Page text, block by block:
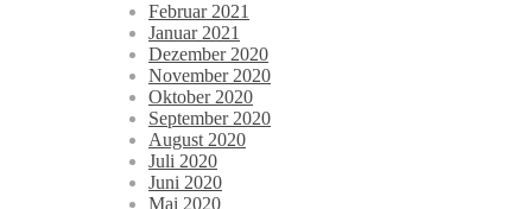
Februar 2021
Januar 2021
Dezember 2020
November 2020
Oktober 2020
September 2020
August 2020
Juli 2020
Juni 2020
Mai 2020